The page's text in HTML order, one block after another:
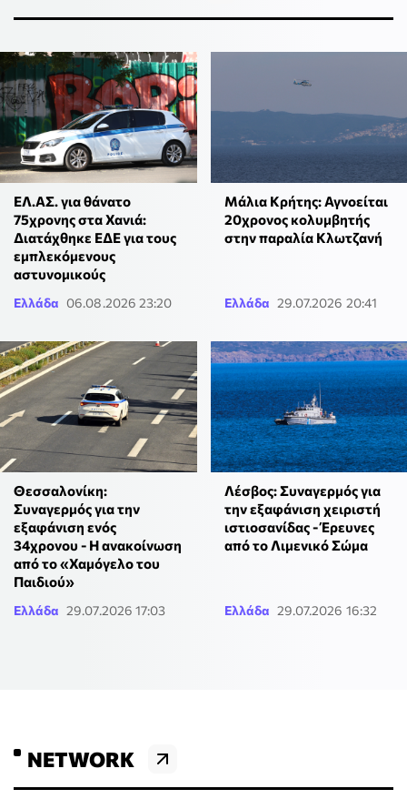
ΕΛ.ΑΣ. για θάνατο
75χρονης στα Χανιά:
Διατάχθηκε ΕΔΕ για τους
εμπλεκόμενους
αστυνομικούς
Ελλάδα 06.08.2026 23:20
Μάλια Κρήτης: Αγνοείται
20χρονος κολυμβητής
στην παραλία Κλωτζανή
Ελλάδα 29.07.2026 20:41
Θεσσαλονίκη:
Συναγερμός για την
εξαφάνιση ενός
34χρονου - Η ανακοίνωση
από το «Χαμόγελο του
Παιδιού»
Ελλάδα 29.07.2026 17:03
Λέσβος: Συναγερμός για
την εξαφάνιση χειριστή
ιστιοσανίδας - Έρευνες
από το Λιμενικό Σώμα
Ελλάδα 29.07.2026 16:32
NETWORK